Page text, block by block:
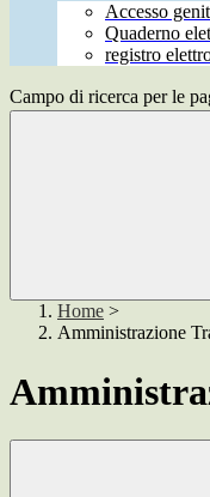
Accesso
Quaderno
registro
Campo di ricerca per le
Home >
Amministrazione